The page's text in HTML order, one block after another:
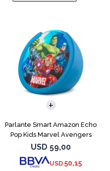
Parlante Smart Amazon Echo
Pop Kids Marvel Avengers
USD 59,00
USD 50,15